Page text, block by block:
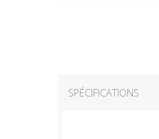
SPÉCIFICATIONS